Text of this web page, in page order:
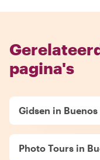
pagina's
Gidsen in
Photo Tours in